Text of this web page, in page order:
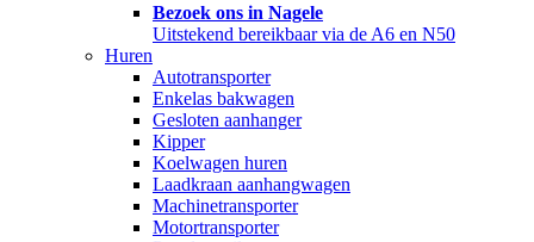
Bezoek ons in Nagele
Uitstekend bereikbaar via de A6 en N50
Huren
Autotransporter
Enkelas bakwagen
Gesloten aanhanger
Kipper
Koelwagen huren
Laadkraan aanhangwagen
Machinetransporter
Motortransporter